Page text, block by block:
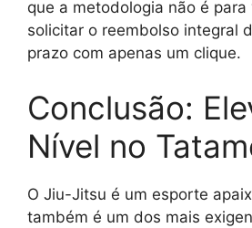
que a metodologia não é para
solicitar o reembolso integral
prazo com apenas um clique.
Conclusão:
Nível no
O Jiu-Jitsu é um esporte
também é um dos mais